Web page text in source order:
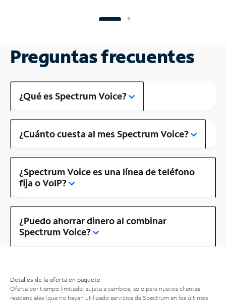
Preguntas frecuentes
¿Qué es Spectrum Voice?
¿Cuánto cuesta al mes Spectrum Voice?
¿Spectrum Voice es una línea de teléfono
fija o VoIP?
¿Puedo ahorrar dinero al combinar
Spectrum Voice?
Detalles de la oferta en paquete
Oferta por tiempo limitado; sujeta a cambios; solo para nuevos clientes
residenciales (que no hayan utilizado servicios de Spectrum en los últimos